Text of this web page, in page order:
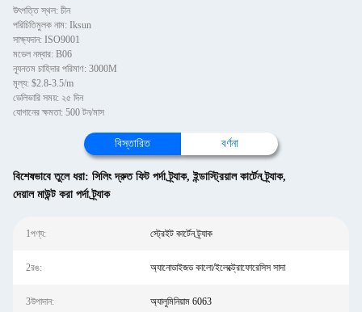
উৎপত্তি স্থল: চীন
পরিচিতিমুলক নাম: Iksun
সাক্ষ্যদান: ISO9001
মডেল নম্বার: B06
ন্যূনতম চাহিদার পরিমাণ: 3000M
মূল্য: $2.8-3.5/m
ডেলিভারি সময়: ২৫ দিন
যোগানের ক্ষমতা: 500 টন/মাস
বিস্তারিত বর্ণনা
বিশেষভাবে তুলে ধরা: সিলিং দ্রুত ফিট পর্দা ট্র্যাক,ইন্ডাস্ট্রিয়াল কার্টেন ট্র্যাক,
দেয়াল মাউন্ট করা পর্দা ট্র্যাক
1পণ্য: স্ট্রেইট কার্টেন ট্র্যাক
2রঙ: অ্যানোডাইজড কালো/ইলেক্ট্রোফোরেসিস সাদা
3উপাদান: অ্যালুমিনিয়াম 6063